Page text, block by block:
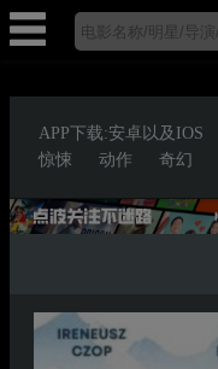
APP下载:安卓以及IOS
惊悚
动作 奇幻